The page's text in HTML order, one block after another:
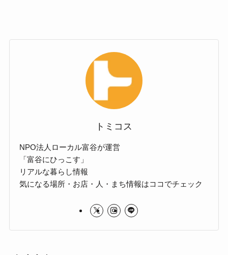
トミコス
NPO法人ローカル富谷が運営
「富谷にひっこす」
リアルな暮らし情報
気になる場所・お店・人・まち情報はココでチェック